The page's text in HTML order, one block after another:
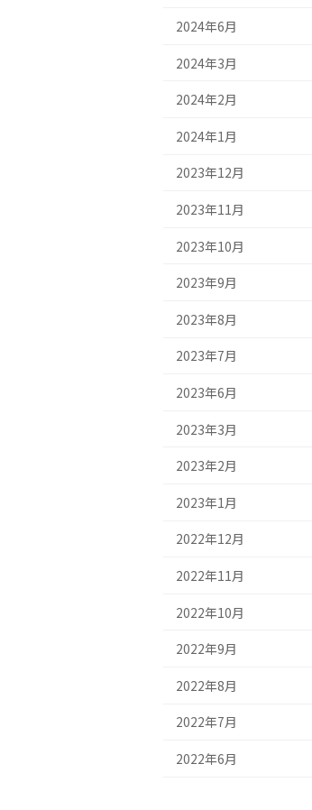
2024年6月
2024年3月
2024年2月
2024年1月
2023年12月
2023年11月
2023年10月
2023年9月
2023年8月
2023年7月
2023年6月
2023年3月
2023年2月
2023年1月
2022年12月
2022年11月
2022年10月
2022年9月
2022年8月
2022年7月
2022年6月